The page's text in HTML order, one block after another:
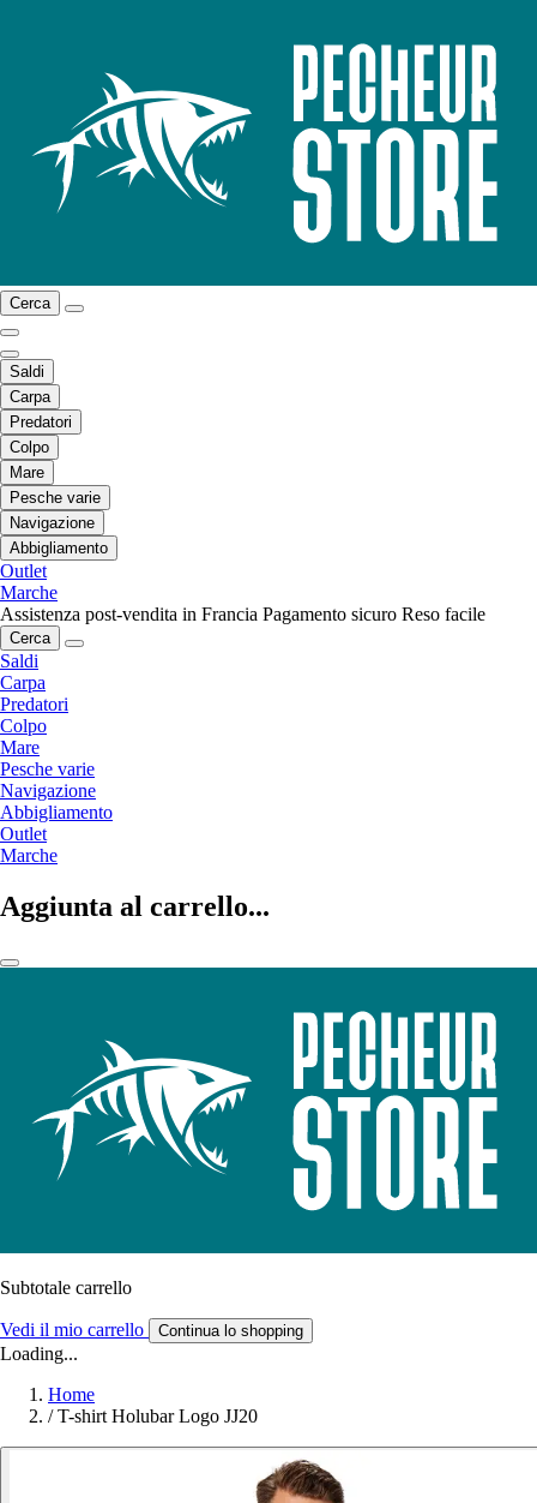
Cerca
Saldi
Carpa
Predatori
Colpo
Mare
Pesche varie
Navigazione
Abbigliamento
Outlet
Marche
Assistenza post-vendita in Francia Pagamento sicuro Reso facile
Cerca
Saldi
Carpa
Predatori
Colpo
Mare
Pesche varie
Navigazione
Abbigliamento
Outlet
Marche
Aggiunta al carrello...
Subtotale carrello
Vedi il mio carrello Continua lo shopping
Loading...
Home
/ T-shirt Holubar Logo JJ20